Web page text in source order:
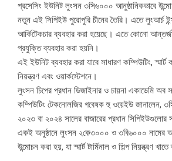
প্রসেসিং ইউনিট লুংসন ৩সি৬০০০ আনুষ্ঠানিকভাবে
নতুন এই সিপিইউ পুরোপুরি চীনের তৈরি। এতে লুংআর্চ
আর্কিটেকচার ব্যবহার করা হয়েছে। এতে কোনো
প্রযুক্তি ব্যবহার করা হয়নি।
এই ইউনিট ব্যবহার করা যাবে সাধারণ কম্পিউটিং, স্মার্ট
নিয়ন্ত্রণ এবং ওয়ার্কস্টেশনে।
লুংসন চিপের প্রধান ডিজাইনার ও চায়না একাডেমি অব
কম্পিউটিং টেকনোলজির গবেষক হু ওয়েইউ জানালেন,
২০২৩ বা ২০২৪ সালের বাজারের প্রধান সিপিইউগুলোর
একই অনুষ্ঠানে লুংসন ২কে৩০০০ ও ৩বি৬০০০ নামের
উন্মোচন করা হয়, যা স্মার্ট টার্মিনাল ও শিল্প নিয়ন্ত্রণ